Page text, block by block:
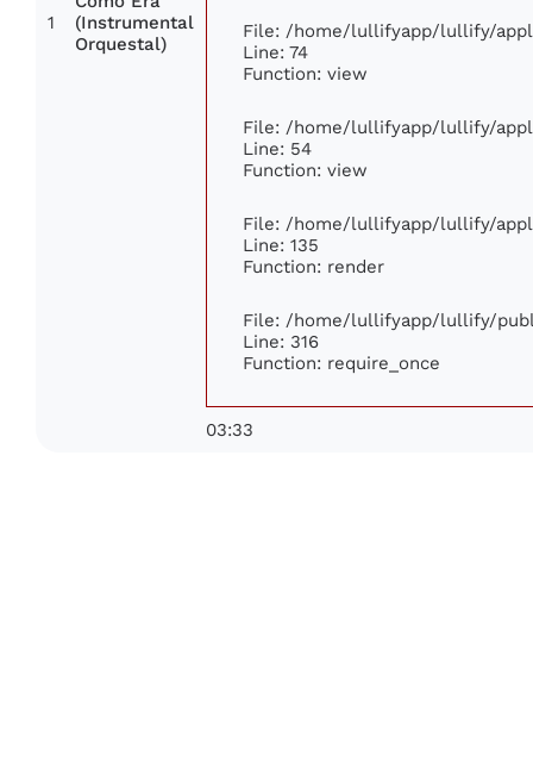
1
(Instrumental
Orquestal)
File: /home/lullifyapp/lullify/
Line: 74
Function: view
File: /home/lullifyapp/lullify/
Line: 54
Function: view
File: /home/lullifyapp/lullify/
Line: 135
Function: render
File: /home/lullifyapp/lullify/
Line: 316
Function: require_once
03:33